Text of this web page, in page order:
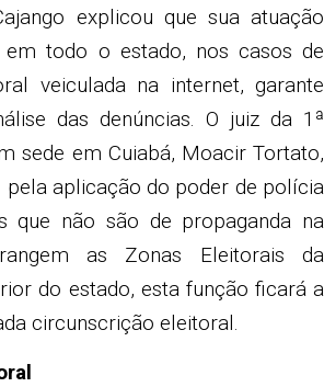
explicou que sua atuação
em todo o estado, nos casos de
veiculada na internet, garante
das denúncias. O juiz da 1ª
sede em Cuiabá, Moacir Tortato,
pela aplicação do poder de polícia
que não são de propaganda na
as Zonas Eleitorais da
do estado, esta função ficará a
circunscrição eleitoral.